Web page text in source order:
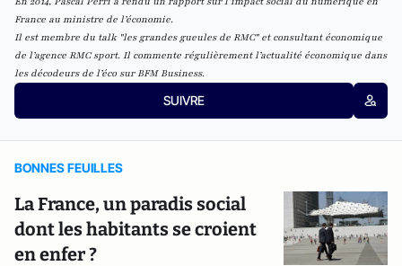
France au ministre de l’économie.
Il est membre du talk "les grandes gueules de RMC" et consultant économique
de l’agence RMC sport. Il commente régulièrement l’actualité économique dans
les décodeurs de l’éco sur BFM Business.
SUIVRE
BONNES FEUILLES
La France, un paradis social
dont les habitants se croient
en enfer ?